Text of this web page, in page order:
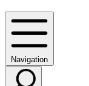
Navigation